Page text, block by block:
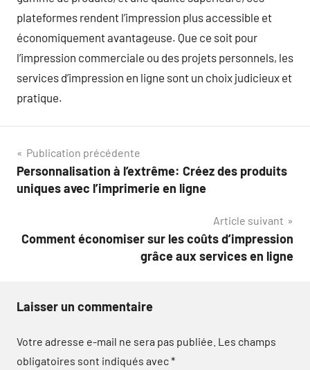
plateformes rendent l’impression plus accessible et
économiquement avantageuse. Que ce soit pour
l’impression commerciale ou des projets personnels, les
services d’impression en ligne sont un choix judicieux et
pratique.
Navigation
de
Publication précédente
Personnalisation à l’extrême: Créez des produits
uniques avec l’imprimerie en ligne
Article suivant
Comment économiser sur les coûts d’impression
grâce aux services en ligne
Laisser un commentaire
Votre adresse e-mail ne sera pas publiée. Les champs
obligatoires sont indiqués avec*